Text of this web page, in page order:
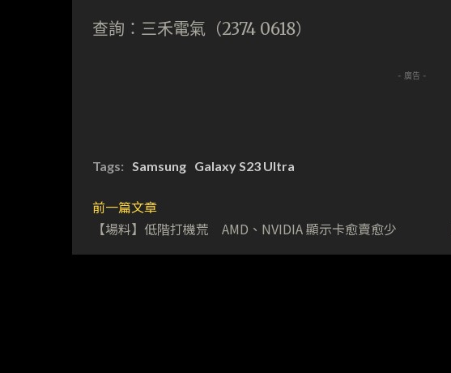
查詢：三禾電氣（2374 0618）
- 廣告 -
Tags: Samsung Galaxy S23 Ultra
前一篇文章
【場料】低階打機荒 AMD、NVIDIA 顯示卡愈賣愈少